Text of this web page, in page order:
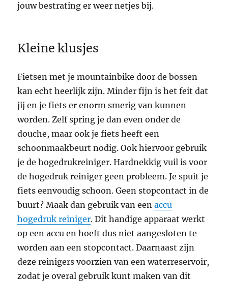
jouw bestrating er weer netjes bij.
Kleine klusjes
Fietsen met je mountainbike door de bossen
kan echt heerlijk zijn. Minder fijn is het feit dat
jij en je fiets er enorm smerig van kunnen
worden. Zelf spring je dan even onder de
douche, maar ook je fiets heeft een
schoonmaakbeurt nodig. Ook hiervoor gebruik
je de hogedrukreiniger. Hardnekkig vuil is voor
de hogedruk reiniger geen probleem. Je spuit je
fiets eenvoudig schoon. Geen stopcontact in de
buurt? Maak dan gebruik van eenaccu
hogedruk reiniger. Dit handige apparaat werkt
op een accu en hoeft dus niet aangesloten te
worden aan een stopcontact. Daarnaast zijn
deze reinigers voorzien van een waterreservoir,
zodat je overal gebruik kunt maken van dit